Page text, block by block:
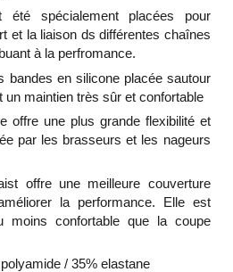
été spécialement placées pour
et la liaison ds différentes chaînes
à la perfromance.
bandes en silicone placée sautour
un maintien très sûr et confortable
offre une plus grande flexibilité et
par les brasseurs et les nageurs
offre une meilleure couverture
la performance. Elle est
moins confortable que la coupe
/ 35% elastane